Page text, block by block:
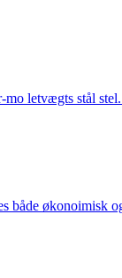
letvægts stål
økonoimisk